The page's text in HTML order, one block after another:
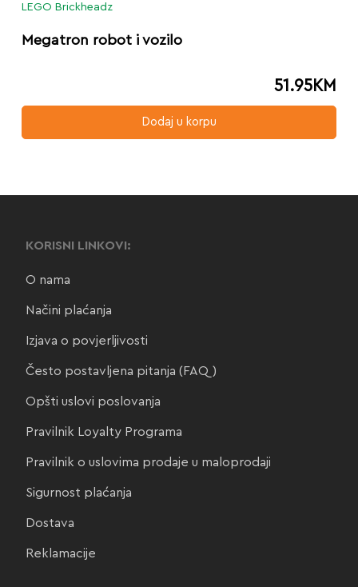
LEGO Brickheadz
Megatron robot i vozilo
51.95KM
Dodaj u korpu
KORISNI LINKOVI:
O nama
Načini plaćanja
Izjava o povjerljivosti
Često postavljena pitanja (FAQ)
Opšti uslovi poslovanja
Pravilnik Loyalty Programa
Pravilnik o uslovima prodaje u maloprodaji
Sigurnost plaćanja
Dostava
Reklamacije